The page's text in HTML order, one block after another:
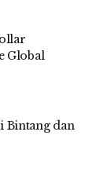
Global
Bintang dan